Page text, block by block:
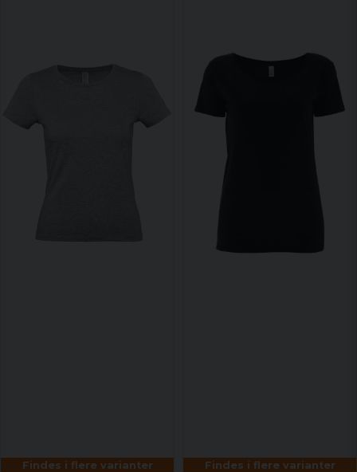
Findes i flere varianter Findes i flere varianter